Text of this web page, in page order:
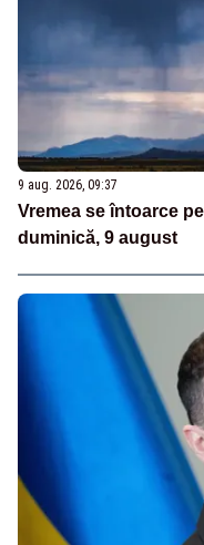
9 aug. 2026, 09:37
Vremea se întoarce
duminică, 9 august